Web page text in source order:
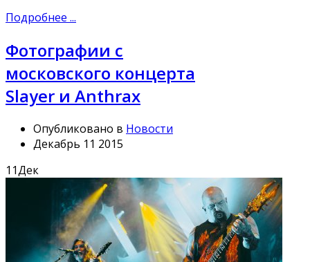
Подробнее ...
Фотографии с
московского концерта
Slayer и Anthrax
Опубликовано в Новости
Декабрь 11 2015
11Дек